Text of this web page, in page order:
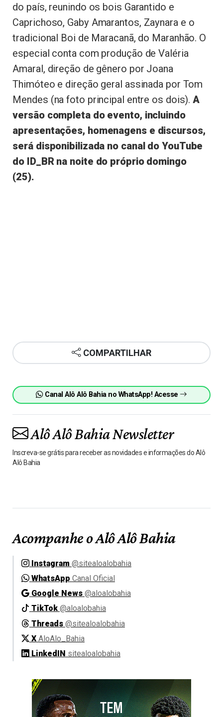
do país, reunindo os bois Garantido e
Caprichoso, Gaby Amarantos, Zaynara e o
tradicional Boi de Maracanã, do Maranhão. O
especial conta com produção de Valéria
Amaral, direção de gênero por Joana
Thimóteo e direção geral assinada por Tom
Mendes (na foto principal entre os dois). A
versão completa do evento, incluindo
apresentações, homenagens e discursos,
será disponibilizada no canal do YouTube
do ID_BR na noite do próprio domingo
(25).
COMPARTILHAR
Canal Alô Alô Bahia no WhatsApp! Acesse
Alô Alô Bahia Newsletter
Inscreva-se grátis para receber as novidades e informações do Alô
Alô Bahia
Acompanhe o Alô Alô Bahia
Instagram @sitealoalobahia
WhatsApp Canal Oficial
Google News @aloalobahia
TikTok @aloalobahia
Threads @sitealoalobahia
X AloAlo_Bahia
LinkedIN sitealoalobahia